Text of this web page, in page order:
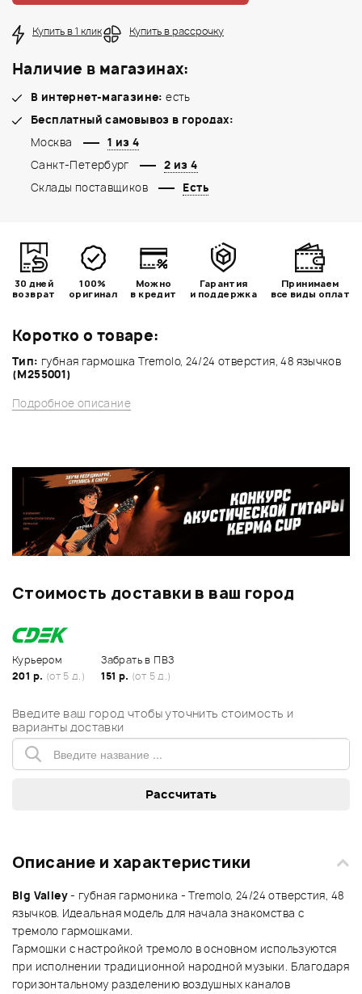
Коротко о товаре:
Тип: губная гармошка Tremolo, 24/24 отверстия, 48 язычков
(М255001)
Подробное описание
Купить в 1 клик Купить в рассрочку
Наличие в магазинах:
В интернет-магазине: есть
Бесплатный самовывоз в городах:
Москва
1 из 4
Санкт-Петербург
2 из 4
Склады поставщиков
Есть
30 дней
возврат
100%
оригинал
Можно
в кредит
Гарантия
и поддержка
Принимаем
все виды оплат
Стоимость доставки в ваш город
Курьером
201 р. (от 5 д.)
Забрать в ПВЗ
151 р. (от 5 д.)
Введите ваш город чтобы уточнить стоимость и
варианты доставки
Описание и характеристики
Big Valley- губная гармоника - Tremolo, 24/24 отверстия, 48
язычков. Идеальная модель для начала знакомства с
тремоло гармошками.
Гармошки с настройкой тремоло в основном используются
при исполнении традиционной народной музыки. Благодаря
горизонтальному разделению воздушных каналов